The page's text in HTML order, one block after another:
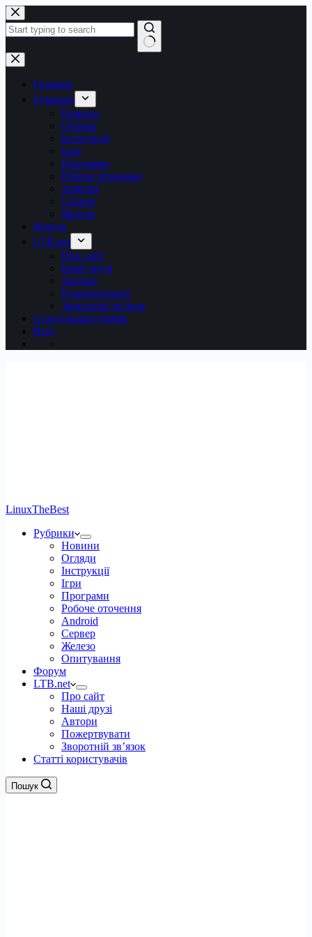
Перейти
до
вмісту
Немає
результатів
Головна
Рубрики
Новини
Обзори
Інструкції
Ігри
Програми
Робоче оточення
Android
Сервер
Железо
Форум
LTB.net
Про сайт
Наші друзі
Автори
Пожертвувати
Зворотній зв’язок
Статті користувачів
Вхід
LinuxTheBest
Рубрики
Новини
Огляди
Інструкції
Ігри
Програми
Робоче оточення
Android
Сервер
Железо
Опитування
Форум
LTB.net
Про сайт
Наші друзі
Автори
Пожертвувати
Зворотній зв’язок
Статті користувачів
Пошук